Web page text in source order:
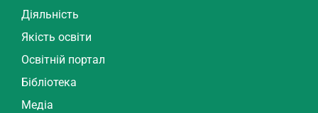
Діяльність
Якість освіти
Освітній портал
Бібліотека
Медіа